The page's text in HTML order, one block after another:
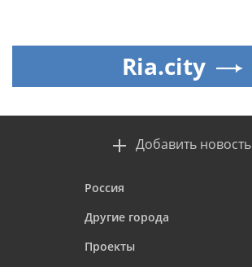
Ria.city
Добавить новость
Россия
Другие города
Проекты